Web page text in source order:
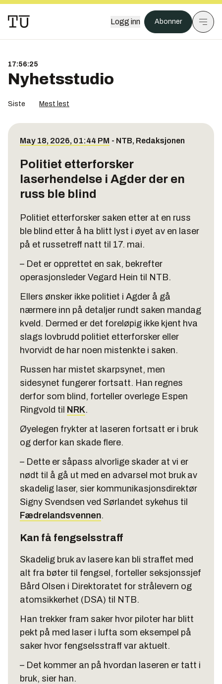
Logg inn Abonner
17:56:26
Nyhetsstudio
Siste Mest lest
May 18, 2026, 01:44 PM - NTB, Redaksjonen
Politiet etterforsker
laserhendelse i Agder der en
russ ble blind
Politiet etterforsker saken etter at en russ
ble blind etter å ha blitt lyst i øyet av en laser
på et russetreff natt til 17. mai.
– Det er opprettet en sak, bekrefter
operasjonsleder Vegard Hein til NTB.
Ellers ønsker ikke politiet i Agder å gå
nærmere inn på detaljer rundt saken mandag
kveld. Dermed er det foreløpig ikke kjent hva
slags lovbrudd politiet etterforsker eller
hvorvidt de har noen mistenkte i saken.
Russen har mistet skarpsynet, men
sidesynet fungerer fortsatt. Han regnes
derfor som blind, forteller overlege Espen
Ringvold til NRK.
Øyelegen frykter at laseren fortsatt er i bruk
og derfor kan skade flere.
– Dette er såpass alvorlige skader at vi er
nødt til å gå ut med en advarsel mot bruk av
skadelig laser, sier kommunikasjonsdirektør
Signy Svendsen ved Sørlandet sykehus til
Fædrelandsvennen.
Kan få fengselsstraff
Skadelig bruk av lasere kan bli straffet med
alt fra bøter til fengsel, forteller seksjonssjef
Bård Olsen i Direktoratet for strålevern og
atomsikkerhet (DSA) til NTB.
Han trekker fram saker hvor piloter har blitt
pekt på med laser i lufta som eksempel på
saker hvor fengselsstraff var aktuelt.
– Det kommer an på hvordan laseren er tatt i
bruk, sier han.